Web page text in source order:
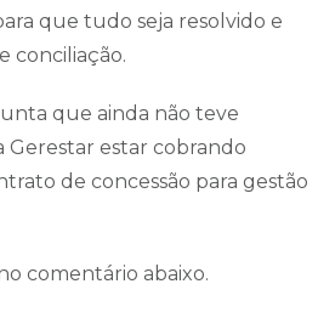
que tudo seja resolvido e
conciliação.
que ainda não teve
Gerestar estar cobrando
de concessão para gestão
comentário abaixo.